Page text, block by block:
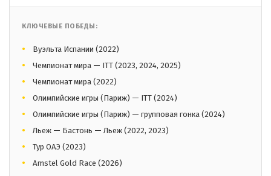
КЛЮЧЕВЫЕ ПОБЕДЫ:
Вуэльта Испании (2022)
Чемпионат мира — ITT (2023, 2024, 2025)
Чемпионат мира (2022)
Олимпийские игры (Париж) — ITT (2024)
Олимпийские игры (Париж) — групповая гонка (2024)
Льеж — Бастонь — Льеж (2022, 2023)
Тур ОАЭ (2023)
Amstel Gold Race (2026)